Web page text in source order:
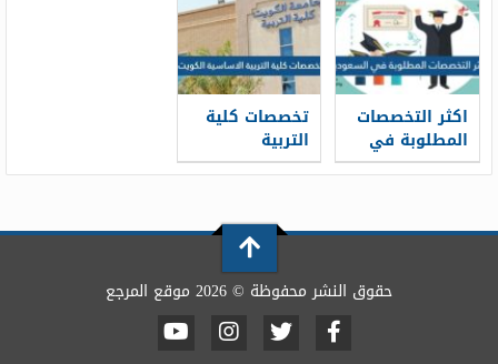
اكثر التخصصات
المطلوبة في
السعودية 2026
تخصصات كلية
التربية
الاساسية
حقوق النشر محفوظة © 2026 موقع المرجع